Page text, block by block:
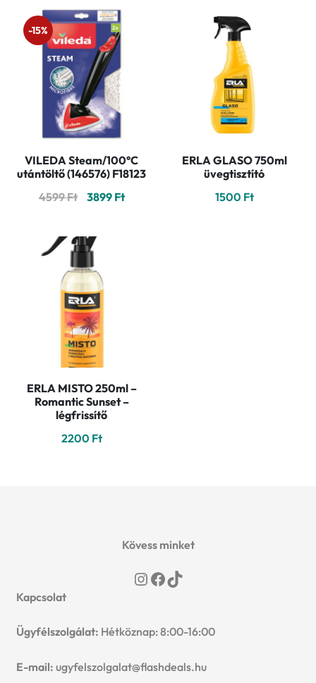
-15%
VILEDA Steam/100°C
utántöltő (146576) F18123
4599Ft Original
was:
4599 Ft.
3899 FtCurrent
ERLA GLASO 750ml
üvegtisztító
1500 Ft
ERLA MISTO 250ml –
Romantic Sunset –
légfrissítő
2200 Ft
Kövess minket
Instagram
Facebook
TikTok
Kapcsolat
Ügyfélszolgálat: Hétköznap: 8:00-16:00
E-mail: ugyfelszolgalat@flashdeals.hu